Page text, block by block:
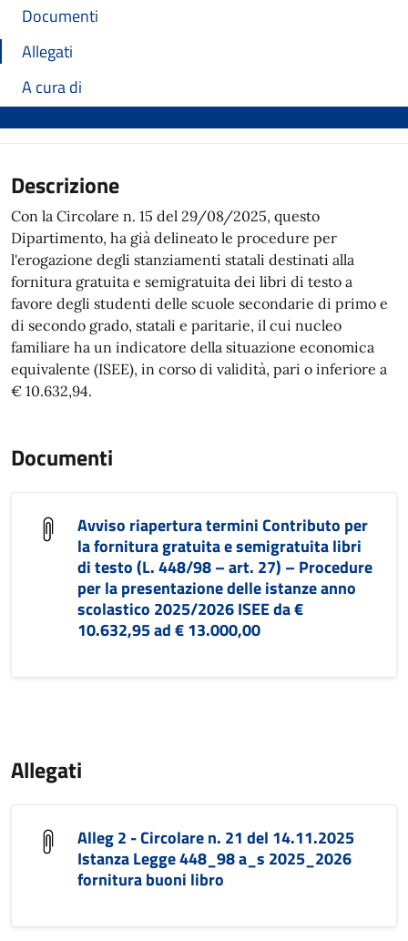
Documenti
Allegati
A cura di
Descrizione
Con la Circolare n. 15 del 29/08/2025, questo
Dipartimento, ha già delineato le procedure per
l'erogazione degli stanziamenti statali destinati alla
fornitura gratuita e semigratuita dei libri di testo a
favore degli studenti delle scuole secondarie di primo e
di secondo grado, statali e paritarie, il cui nucleo
familiare ha un indicatore della situazione economica
equivalente (ISEE), in corso di validità, pari o inferiore a
€ 10.632,94.
Documenti
Avviso riapertura termini Contributo per
la fornitura gratuita e semigratuita libri
di testo (L. 448/98 – art. 27) – Procedure
per la presentazione delle istanze anno
scolastico 2025/2026 ISEE da €
10.632,95 ad € 13.000,00
Allegati
Alleg 2 - Circolare n. 21 del 14.11.2025
Istanza Legge 448_98 a_s 2025_2026
fornitura buoni libro